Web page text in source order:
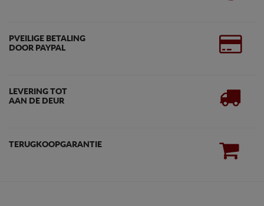
PVEILIGE BETALING
DOOR PAYPAL
LEVERING TOT
AAN DE DEUR
TERUGKOOPGARANTIE